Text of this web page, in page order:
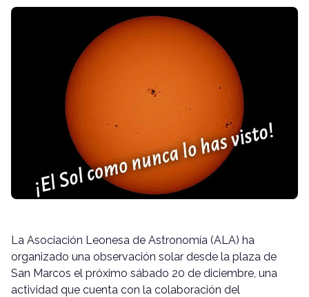
La Asociación Leonesa de Astronomía (ALA) ha
organizado una observación solar desde la plaza de
San Marcos el próximo sábado 20 de diciembre, una
actividad que cuenta con la colaboración del